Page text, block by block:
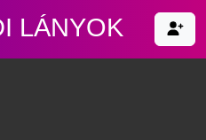
LÁNYOK